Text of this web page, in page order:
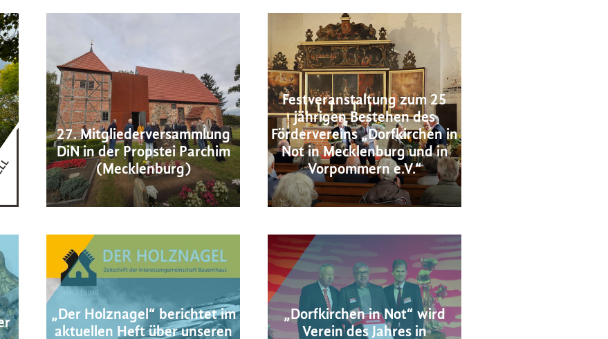
27. Mitgliederversammlung
DiN in der Propstei Parchim
(Mecklenburg)
Festveranstaltung zum 25
jährigen Bestehen des
Fördervereins „Dorfkirchen in
Not in Mecklenburg und in
Vorpommern e.V.“
„Der Holznagel“ berichtet im
aktuellen Heft über unseren
„Dorfkirchen in Not“ wird
Verein des Jahres in